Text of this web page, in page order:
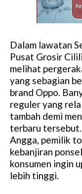
Dalam lawatan
Pusat Grosir
melihat
yang sebagian
brand Oppo.
reguler yang
tambah demi
terbaru
Angga, pemilik
kebanjiran
konsumen ingin
lebih tinggi.